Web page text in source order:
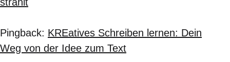
Pingback: KREatives Schreiben lernen: Dein
Weg von der Idee zum Text